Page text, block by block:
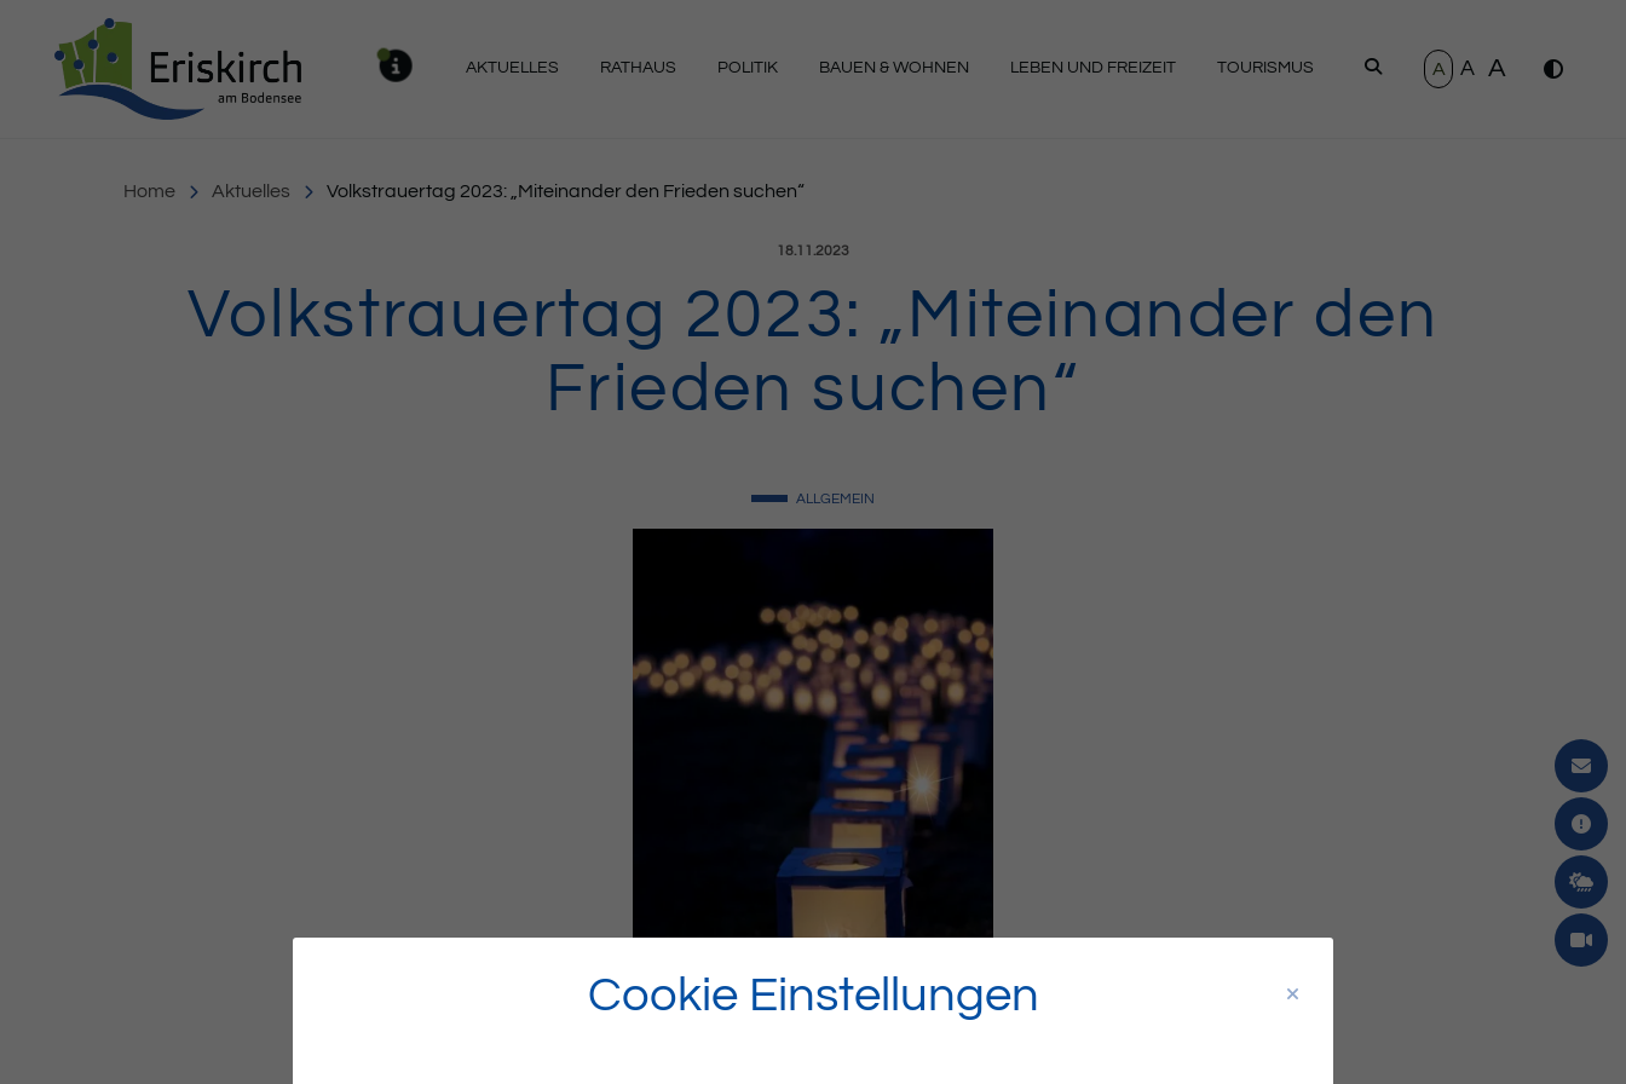
AKTUELLES RATHAUS POLITIK BAUEN & WOHNEN LEBEN UND FREIZEIT TOURISMUS SUCHEN
A A A
Home Aktuelles Volkstrauertag 2023: „Miteinander den Frieden suchen“
Veröffentlicht am:
18.11.2023
Volkstrauertag 2023: „Miteinander den
Frieden suchen“
ALLGEMEIN
Cookie Einstellungen